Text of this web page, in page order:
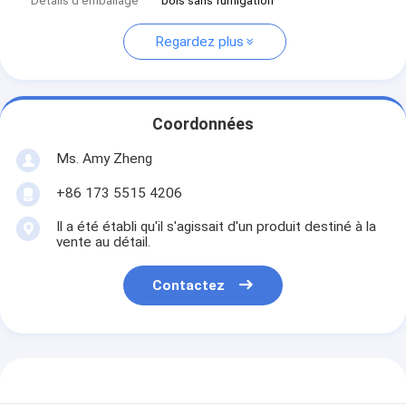
Regardez plus
Coordonnées
Ms. Amy Zheng
+86 173 5515 4206
Il a été établi qu'il s'agissait d'un produit destiné à la
vente au détail.
Contactez